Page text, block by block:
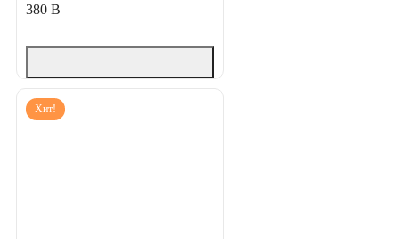
380 В
Хит!